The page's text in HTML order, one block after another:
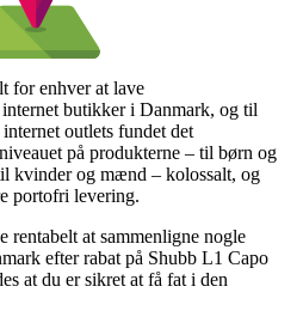
for enhver at lave
butikker i Danmark, og til
outlets fundet det
på produkterne – til børn og
kvinder og mænd – kolossalt, og
portofri levering.
rentabelt at sammenligne nogle
efter rabat på Shubb L1 Capo
at du er sikret at få fat i den